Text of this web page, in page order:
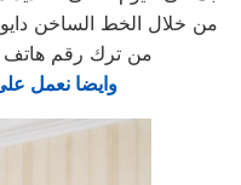
من ترك رقم هاتف
وايضا نعمل